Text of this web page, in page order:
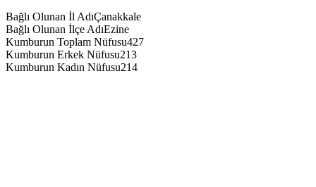
Bağlı Olunan İl AdıÇanakkale
Bağlı Olunan İlçe AdıEzine
Kumburun Toplam Nüfusu427
Kumburun Erkek Nüfusu213
Kumburun Kadın Nüfusu214